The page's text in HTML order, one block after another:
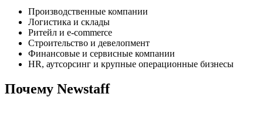
Производственные компании
Логистика и склады
Ритейл и e-commerce
Строительство и девелопмент
Финансовые и сервисные компании
HR, аутсорсинг и крупные операционные бизнесы
Почему Newstaff